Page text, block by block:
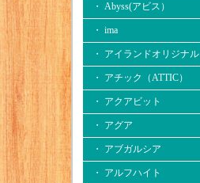
・ Abyss(アビス）
・ ima
・ アイランドオリジナル
・ アチック（ATTIC）
・ アクアビット
・ アグア
・ アブガルシア
・ アルフハイト